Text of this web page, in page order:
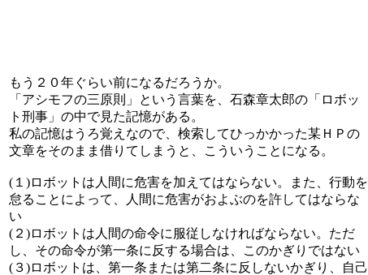
もう２０年ぐらい前になるだろうか。
「アシモフの三原則」という言葉を、石森章太郎の「ロボッ
ト刑事」の中で見た記憶がある。
私の記憶はうろ覚えなので、検索してひっかかった某ＨＰの
文章をそのまま借りてしまうと、こういうことになる。
(１)ロボットは人間に危害を加えてはならない。また、行動を
怠ることによって、人間に危害がおよぶのを許してはならな
い
(２)ロボットは人間の命令に服従しなければならない。ただ
し、その命令が第一条に反する場合は、このかぎりではない
(３)ロボットは、第一条または第二条に反しないかぎり、自己